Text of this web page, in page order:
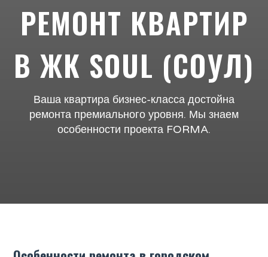
РЕМОНТ КВАРТИР
В ЖК SOUL (СОУЛ)
Ваша квартира бизнес-класса достойна
ремонта премиального уровня. Мы знаем
особенности проекта FORMA.